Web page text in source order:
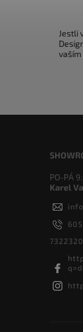
Jestli
vaším
PO-PÁ
Karel
info